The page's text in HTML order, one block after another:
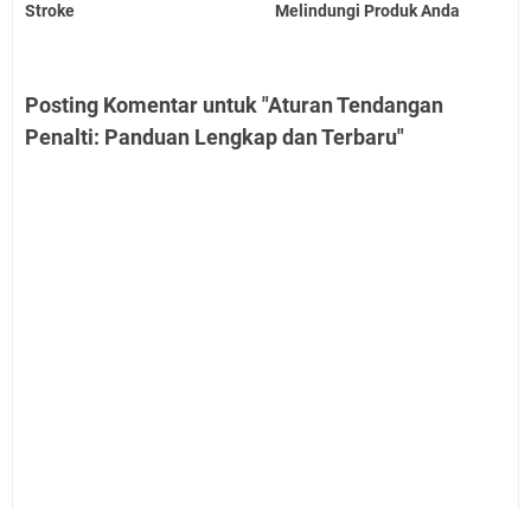
Stroke
Melindungi Produk Anda
Posting Komentar untuk "Aturan Tendangan
Penalti: Panduan Lengkap dan Terbaru"